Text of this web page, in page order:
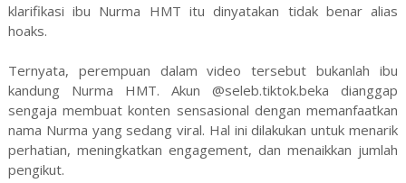
klarifikasi ibu Nurma HMT itu dinyatakan tidak benar alias
hoaks.
Ternyata, perempuan dalam video tersebut bukanlah ibu
kandung Nurma HMT. Akun @seleb.tiktok.beka dianggap
sengaja membuat konten sensasional dengan memanfaatkan
nama Nurma yang sedang viral. Hal ini dilakukan untuk menarik
perhatian, meningkatkan engagement, dan menaikkan jumlah
pengikut.